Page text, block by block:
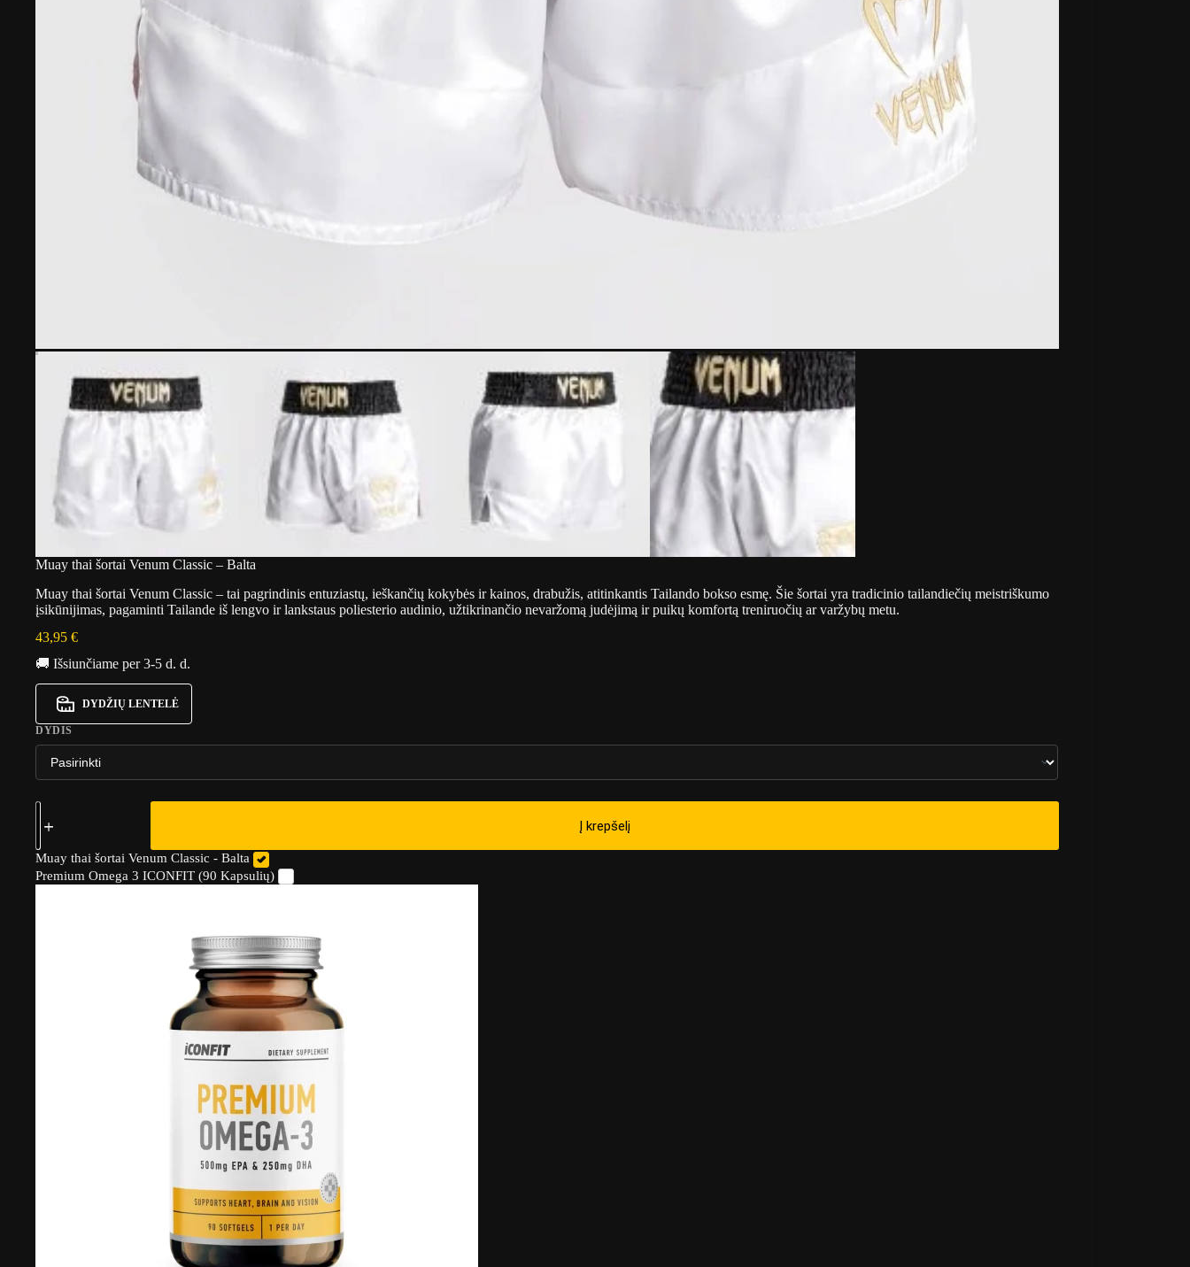
Muay thai šortai Venum Classic – Balta
Muay thai šortai Venum Classic – tai pagrindinis entuziastų, ieškančių kokybės ir kainos, drabužis, atitinkantis Tailando bokso esmę. Šie šortai yra tradicinio tailandiečių meistriškumo
įsikūnijimas, pagaminti Tailande iš lengvo ir lankstaus poliesterio audinio, užtikrinančio nevaržomą judėjimą ir puikų komfortą treniruočių ar varžybų metu.
43,95 €
🚚 Išsiunčiame per 3-5 d. d.
DYDŽIŲ LENTELĖ
DYDIS
Į krepšelį
Muay thai šortai Venum Classic - Balta
Premium Omega 3 ICONFIT (90 Kapsulių)